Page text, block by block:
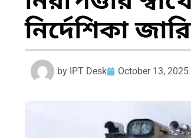
নির্দেশিকা
by IPT Desk October 13, 2025